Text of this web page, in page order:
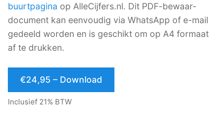
buurtpagina op AlleCijfers.nl. Dit PDF-bewaar-
document kan eenvoudig via WhatsApp of e-mail
gedeeld worden en is geschikt om op A4 formaat
af te drukken.
€24,95 – Download
Inclusief 21% BTW